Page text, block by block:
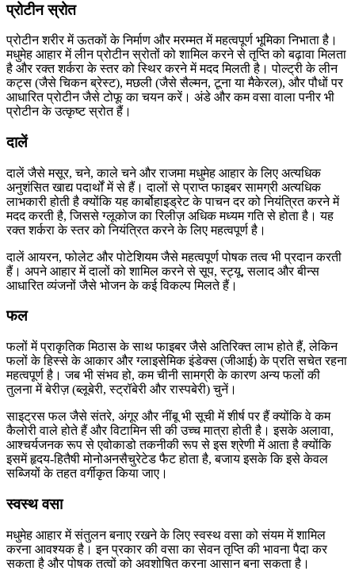
प्रोटीन स्रोत
प्रोटीन शरीर में ऊतकों के निर्माण और मरम्मत में महत्वपूर्ण भूमिका निभाता है।
मधुमेह आहार में लीन प्रोटीन स्रोतों को शामिल करने से तृप्ति को बढ़ावा मिलता
है और रक्त शर्करा के स्तर को स्थिर करने में मदद मिलती है। पोल्ट्री के लीन
कट्स (जैसे चिकन ब्रेस्ट), मछली (जैसे सैल्मन, टूना या मैकेरल), और पौधों पर
आधारित प्रोटीन जैसे टोफू का चयन करें। अंडे और कम वसा वाला पनीर भी
प्रोटीन के उत्कृष्ट स्रोत हैं।
दालें
दालें जैसे मसूर, चने, काले चने और राजमा मधुमेह आहार के लिए अत्यधिक
अनुशंसित खाद्य पदार्थों में से हैं। दालों से प्राप्त फाइबर सामग्री अत्यधिक
लाभकारी होती है क्योंकि यह कार्बोहाइड्रेट के पाचन दर को नियंत्रित करने में
मदद करती है, जिससे ग्लूकोज का रिलीज़ अधिक मध्यम गति से होता है। यह
रक्त शर्करा के स्तर को नियंत्रित करने के लिए महत्वपूर्ण है।
दालें आयरन, फोलेट और पोटेशियम जैसे महत्वपूर्ण पोषक तत्व भी प्रदान करती
हैं। अपने आहार में दालों को शामिल करने से सूप, स्ट्यू, सलाद और बीन्स
आधारित व्यंजनों जैसे भोजन के कई विकल्प मिलते हैं।
फल
फलों में प्राकृतिक मिठास के साथ फाइबर जैसे अतिरिक्त लाभ होते हैं, लेकिन
फलों के हिस्से के आकार और ग्लाइसेमिक इंडेक्स (जीआई) के प्रति सचेत रहना
महत्वपूर्ण है। जब भी संभव हो, कम चीनी सामग्री के कारण अन्य फलों की
तुलना में बेरीज़ (ब्लूबेरी, स्ट्रॉबेरी और रास्पबेरी) चुनें।
साइट्रस फल जैसे संतरे, अंगूर और नींबू भी सूची में शीर्ष पर हैं क्योंकि वे कम
कैलोरी वाले होते हैं और विटामिन सी की उच्च मात्रा होती है। इसके अलावा,
आश्चर्यजनक रूप से एवोकाडो तकनीकी रूप से इस श्रेणी में आता है क्योंकि
इसमें हृदय-हितैषी मोनोअनसैचुरेटेड फैट होता है, बजाय इसके कि इसे केवल
सब्जियों के तहत वर्गीकृत किया जाए।
स्वस्थ वसा
मधुमेह आहार में संतुलन बनाए रखने के लिए स्वस्थ वसा को संयम में शामिल
करना आवश्यक है। इन प्रकार की वसा का सेवन तृप्ति की भावना पैदा कर
सकता है और पोषक तत्वों को अवशोषित करना आसान बना सकता है।